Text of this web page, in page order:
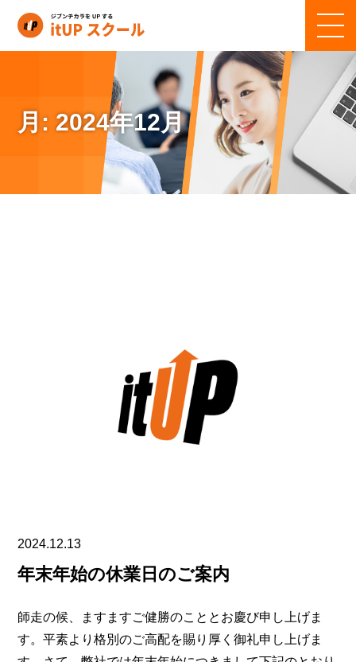
月:2024年12月
2024.12.13
年末年始の休業日のご案内
師走の候、ますますご健勝のこととお慶び申し上げま
す。平素より格別のご高配を賜り厚く御礼申し上げま